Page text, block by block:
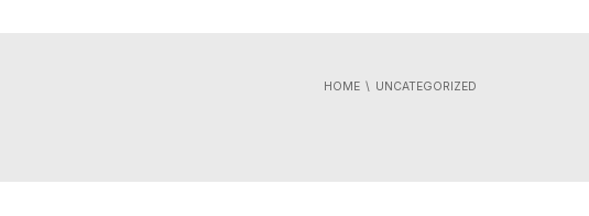
HOME UNCATEGORIZED